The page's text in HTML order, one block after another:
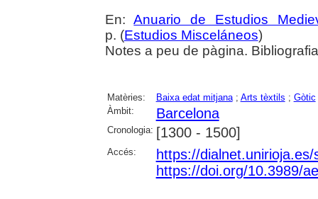
En:Anuario de Estudios
p. (Estudios Misceláneos)
Notes a peu de pàgina.
Matèries: Baixa edat mitjana; Arts tèxtils ; Gòtic
Àmbit:
Barcelona
Cronologia: [1300 - 1500]
Accés:
https://
https://doi.org/10.3989/